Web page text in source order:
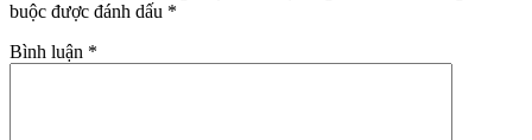
buộc được đánh dấu *
Bình luận *